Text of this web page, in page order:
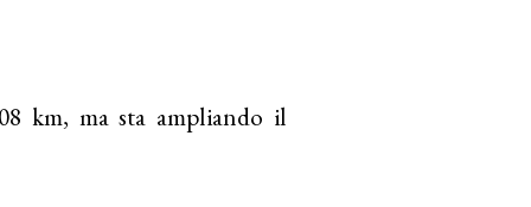
km, ma sta ampliando il